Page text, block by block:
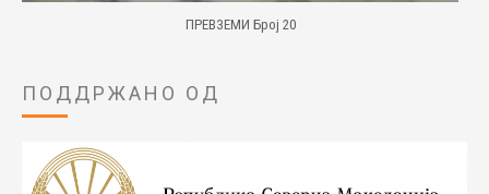
ПРЕВЗЕМИ Број 20
ПОДДРЖАНО ОД